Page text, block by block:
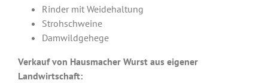
Rinder mit Weidehaltung
Strohschweine
Damwildgehege
Verkauf von Hausmacher Wurst aus eigener
Landwirtschaft: